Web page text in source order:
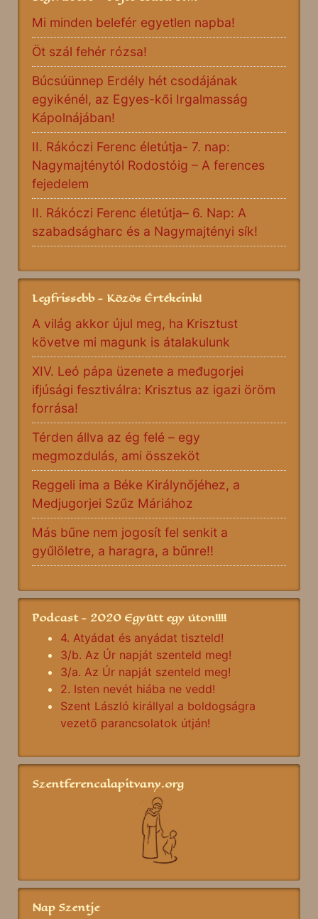
Mi minden belefér egyetlen napba!
Öt szál fehér rózsa!
Búcsúünnep Erdély hét csodájának
egyikénél, az Egyes-kői Irgalmasság
Kápolnájában!
II. Rákóczi Ferenc életútja- 7. nap:
Nagymajténytól Rodostóig – A ferences
fejedelem
II. Rákóczi Ferenc életútja– 6. Nap: A
szabadságharc és a Nagymajtényi sík!
Legfrissebb - Közös Értékeink!
A világ akkor újul meg, ha Krisztust
követve mi magunk is átalakulunk
XIV. Leó pápa üzenete a međugorjei
ifjúsági fesztiválra: Krisztus az igazi öröm
forrása!
Térden állva az ég felé – egy
megmozdulás, ami összeköt
Reggeli ima a Béke Királynőjéhez, a
Medjugorjei Szűz Máriához
Más bűne nem jogosít fel senkit a
gyűlöletre, a haragra, a bűnre!!
Podcast - 2020 Együtt egy úton!!!!
4. Atyádat és anyádat tiszteld!
3/b. Az Úr napját szenteld meg!
3/a. Az Úr napját szenteld meg!
2. Isten nevét hiába ne vedd!
Szent László királlyal a boldogságra
vezető parancsolatok útján!
Szentferencalapitvany.org
Nap Szentje